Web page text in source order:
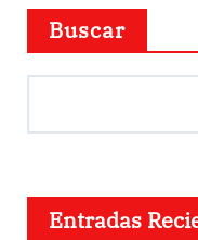
Buscar
Entradas